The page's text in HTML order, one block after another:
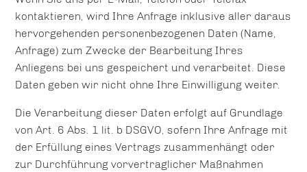
kontaktieren, wird Ihre Anfrage inklusive aller daraus
hervorgehenden personenbezogenen Daten (Name,
Anfrage) zum Zwecke der Bearbeitung Ihres
Anliegens bei uns gespeichert und verarbeitet. Diese
Daten geben wir nicht ohne Ihre Einwilligung weiter.
Die Verarbeitung dieser Daten erfolgt auf Grundlage
von Art. 6 Abs. 1 lit. b DSGVO, sofern Ihre Anfrage mit
der Erfüllung eines Vertrags zusammenhängt oder
zur Durchführung vorvertraglicher Maßnahmen